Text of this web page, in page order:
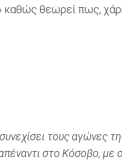
καθώς θεωρεί πως,
τους αγώνες
στο Κόσοβο, με